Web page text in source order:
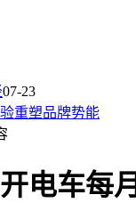
23
时间检验成效
中心 扩张与挑战并
重塑品牌势能
缘何不再寻下一个
月之暗面估值或
先保障Pro系列供应
电车每